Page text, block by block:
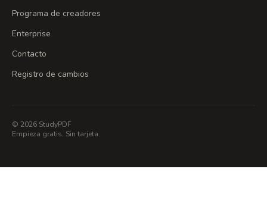
Programa de creadores
Enterprise
Contacto
Registro de cambios
© 2026 StudyPDF
Empieza gratis. Sin tarjeta.